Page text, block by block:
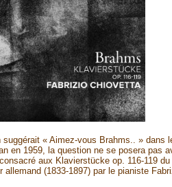
suggérait « Aimez-vous Brahms.. » dans
en 1959, la question ne se posera pas
aux Klavierstücke op. 116-119 du
allemand (1833-1897) par le pianiste